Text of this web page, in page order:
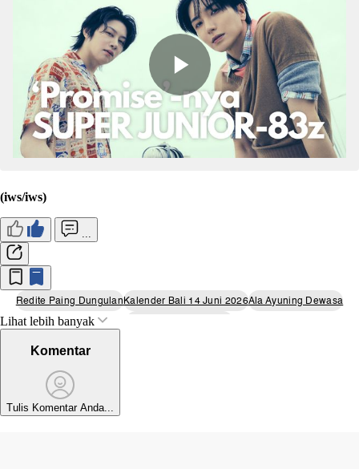
(iws/iws)
Redite Paing DungulanKalender Bali 14 Juni 2026Ala Ayuning Dewasa
Lihat lebih banyak
Komentar
Tulis Komentar Anda...